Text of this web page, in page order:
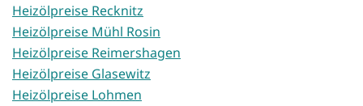
Heizölpreise Recknitz
Heizölpreise Mühl Rosin
Heizölpreise Reimershagen
Heizölpreise Glasewitz
Heizölpreise Lohmen